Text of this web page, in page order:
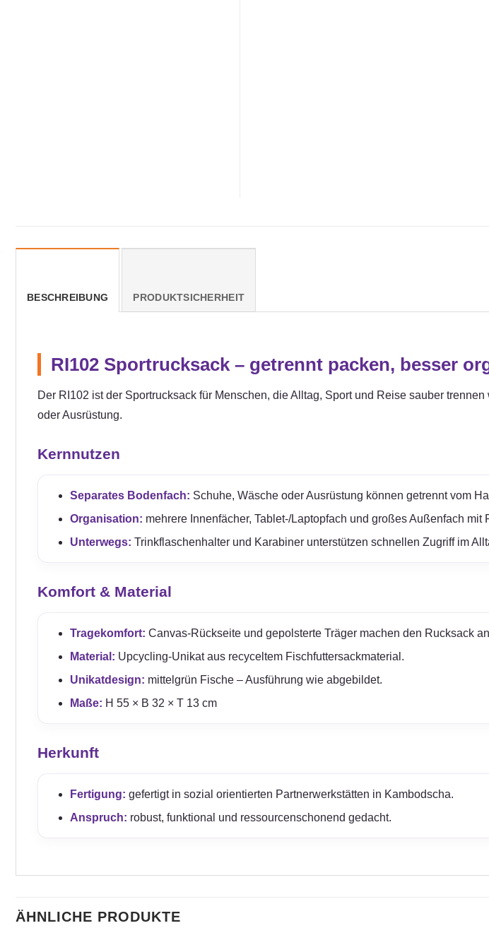
BESCHREIBUNG PRODUKTSICHERHEIT
RI102 Sportrucksack – getrennt packen, besser
Der RI102 ist der Sportrucksack für Menschen, die Alltag, Sport und Reise sauber
oder Ausrüstung.
Kernnutzen
Separates Bodenfach: Schuhe, Wäsche oder Ausrüstung können getrennt vom
Organisation: mehrere Innenfächer, Tablet-/Laptopfach und großes Außenfach mit
Unterwegs: Trinkflaschenhalter und Karabiner unterstützen schnellen Zugriff im
Komfort & Material
Tragekomfort: Canvas-Rückseite und gepolsterte Träger machen den Rucksack
Material: Upcycling-Unikat aus recyceltem Fischfuttersackmaterial.
Unikatdesign: mittelgrün Fische – Ausführung wie abgebildet.
Maße: H 55 × B 32 × T 13 cm
Herkunft
Fertigung: gefertigt in sozial orientierten Partnerwerkstätten in Kambodscha.
Anspruch: robust, funktional und ressourcenschonend gedacht.
ÄHNLICHE PRODUKTE